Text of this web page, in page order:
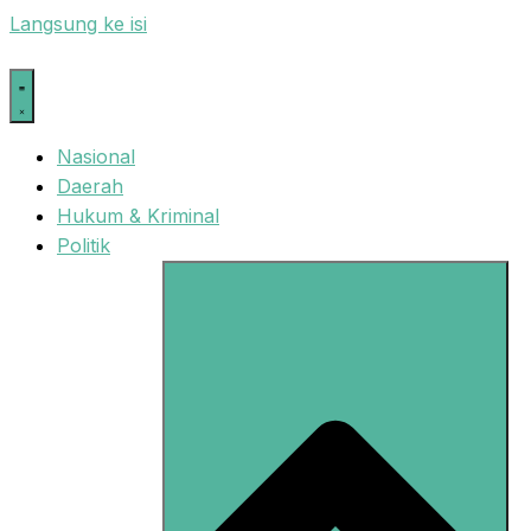
Langsung ke isi
Nasional
Daerah
Hukum & Kriminal
Politik